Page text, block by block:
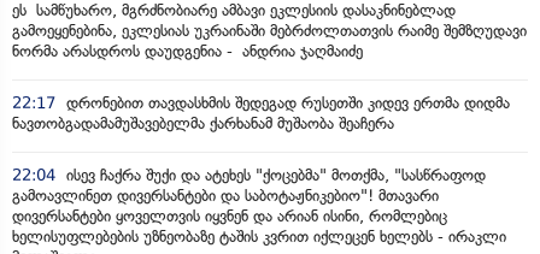
ეს სამწუხარო, მგრძნობიარე ამბავი ეკლესიის დასაკნინებლად
გამოეყენებინა, ეკლესიას უკრაინაში მებრძოლთათვის რაიმე შემზღუდავი
ნორმა არასდროს დაუდგენია - ანდრია ჯაღმაიძე
22:17 დრონებით თავდასხმის შედეგად რუსეთში კიდევ ერთმა დიდმა
ნავთობგადამამუშავებელმა ქარხანამ მუშაობა შეაჩერა
22:04 ისევ ჩაქრა შუქი და ატეხეს "ქოცებმა" მოთქმა, "სასწრაფოდ
გამოავლინეთ დივერსანტები და საბოტაჟნიკებიო"! მთავარი
დივერსანტები ყოველთვის იყვნენ და არიან ისინი, რომლებიც
ხელისუფლებების უზნეობაზე ტაშის კვრით იქლეცენ ხელებს - ირაკლი